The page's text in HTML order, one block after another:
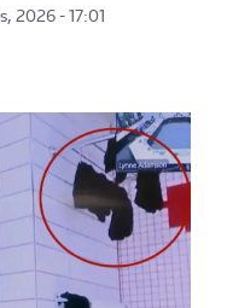
2026 - 17:01